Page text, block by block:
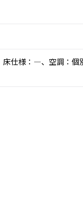
床仕様：―、空調：